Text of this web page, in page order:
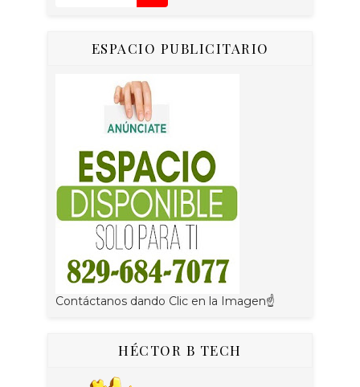
ESPACIO PUBLICITARIO
Contáctanos dando Clic en la Imagen☝
HÉCTOR B TECH